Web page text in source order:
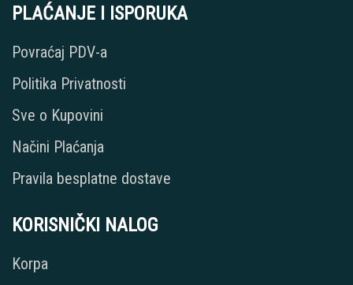
PLAĆANJE I ISPORUKA
Povraćaj PDV-a
Politika Privatnosti
Sve o Kupovini
Načini Plaćanja
Pravila besplatne dostave
KORISNIČKI NALOG
Korpa